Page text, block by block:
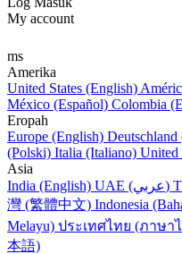
My account
ms
Amerika
United States (English)
México (Español) Colombia
Eropah
Europe (English) Deutschland
(Polski) Italia (Italiano) United
Asia
India (English)
UAE (عربي)
灣 (繁體中文) Indonesia
Melayu) ประเทศไทย (ภาษา
本語)